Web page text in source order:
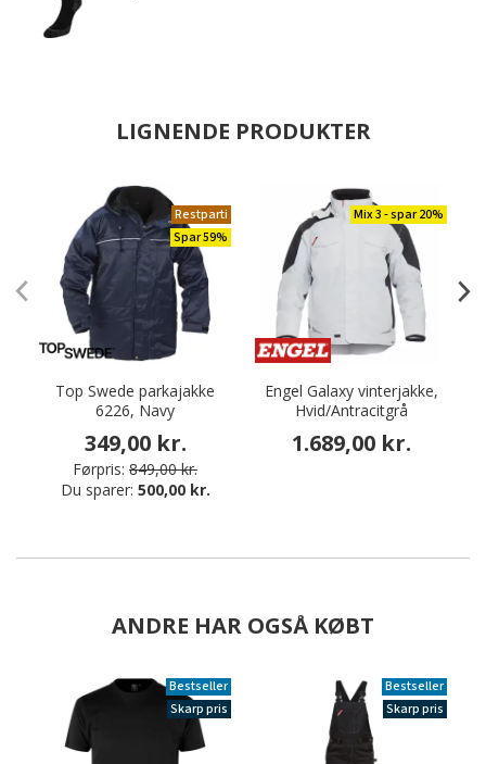
LIGNENDE PRODUKTER
Restparti
Spar 59%
Top Swede parkajakke
6226, Navy
349,00 kr.
Førpris: 849,00 kr.
Du sparer: 500,00 kr.
Mix 3 - spar 20%
Engel Galaxy vinterjakke,
Hvid/Antracitgrå
1.689,00 kr.
ANDRE HAR OGSÅ KØBT
Bestseller
Skarp pris
Bestseller
Skarp pris